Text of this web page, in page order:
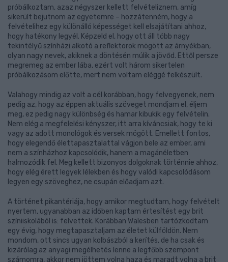
próbálkoztam, azaz négyszer kellett felvételiznem, amíg
sikerült bejutnom az egyetemre – hozzátenném, hogy a
felvételihez egy különálló képességet kell elsajátítani ahhoz,
hogy hatékony legyél. Képzeld el, hogy ott áll több nagy
tekintélyű színházi alkotó a reflektorok mögött az árnyékban,
olyan nagy nevek, akiknek a döntésén múlik a jövőd. Ettől persze
megremeg az ember lába, ezért volt három sikertelen
próbálkozásom előtte, mert nem voltam eléggé felkészült.
Valahogy mindig az volt a cél korábban, hogy felvegyenek, nem
pedig az, hogy az éppen aktuális szöveget mondjam el, éljem
meg, ez pedig nagy különbség és hamar kibukik egy felvételin.
Nem elég a megfelelési kényszer, itt arra kíváncsiak, hogy te ki
vagy az adott monológok és versek mögött. Emellett fontos,
hogy elegendő élettapasztalattal vágjon bele az ember, ami
nem a színházhoz kapcsolódik, hanem a magánéletben
halmozódik fel. Meg kellett bizonyos dolgoknak történnie ahhoz,
hogy elég érett legyek lélekben és hogy valódi kapcsolódásom
legyen egy szöveghez, ne csupán előadjam azt.
A történet pikantériája, hogy amikor megtudtam, hogy felvételt
nyertem, ugyanabban az időben kaptam értesítést egy brit
színiiskolából is: felvettek. Korábban Walesben tartózkodtam
egy évig, hogy megtapasztaljam az életet külföldön. Nem
mondom, ott sincs ugyan kolbászból a kerítés, de ha csak és
kizárólag az anyagi megélhetés lenne a legfőbb szempont
számomra, akkor nem jöttem volna haza és maradt volna a brit